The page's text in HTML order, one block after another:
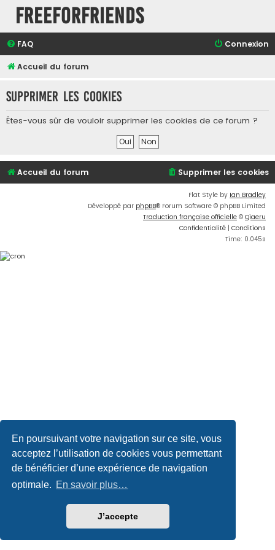
En poursuivant votre navigation sur ce site, vous
acceptez l’utilisation de cookies vous permettant
de bénéficier d’une expérience de navigation
optimale. En savoir plus…
J’accepte
FreeForFriends
FAQ Connexion
Accueil du forum
Supprimer les cookies
Êtes-vous sûr de vouloir supprimer les cookies de ce forum ?
Accueil du forum Supprimer les cookies
Flat Style by Ian Bradley
Développé par phpBB® Forum Software © phpBB Limited
Traduction française officielle © Qiaeru
Confidentialité | Conditions
Time: 0.045s